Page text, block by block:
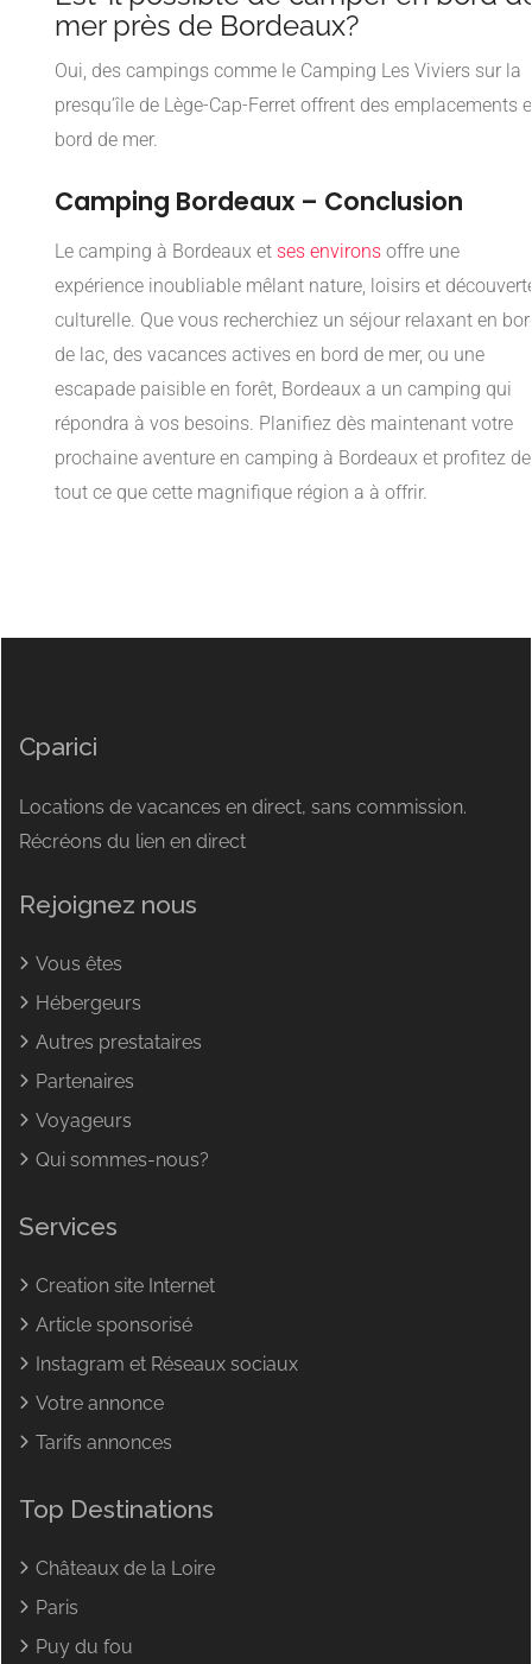
mer près de Bordeaux?
Oui, des campings comme le Camping Les Viviers sur la
presqu’île de Lège-Cap-Ferret offrent des emplacements
bord de mer.
Camping Bordeaux – Conclusion
Le camping à Bordeaux et ses environs offre une
expérience inoubliable mêlant nature, loisirs et
culturelle. Que vous recherchiez un séjour relaxant en
de lac, des vacances actives en bord de mer, ou une
escapade paisible en forêt, Bordeaux a un camping qui
répondra à vos besoins. Planifiez dès maintenant votre
prochaine aventure en camping à Bordeaux et profitez de
tout ce que cette magnifique région a à offrir.
Cparici
Locations de vacances en direct, sans commission.
Récréons du lien en direct
Rejoignez nous
Vous êtes
Hébergeurs
Autres prestataires
Partenaires
Voyageurs
Qui sommes-nous?
Services
Creation site Internet
Article sponsorisé
Instagram et Réseaux sociaux
Votre annonce
Tarifs annonces
Top Destinations
Châteaux de la Loire
Paris
Puy du fou